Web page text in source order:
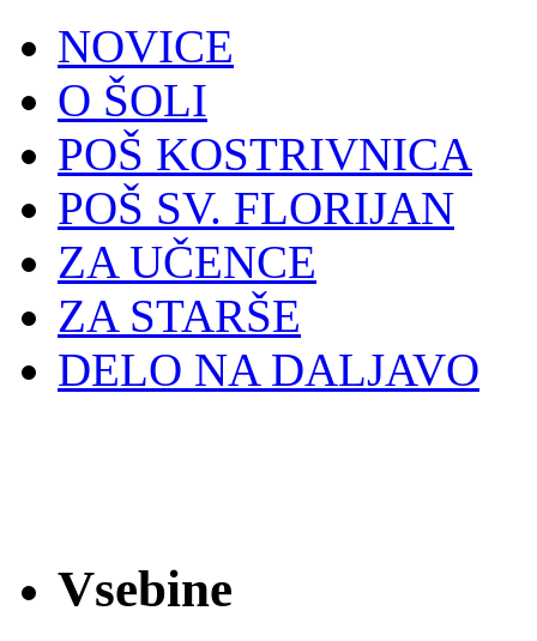
NOVICE
O ŠOLI
POŠ KOSTRIVNICA
POŠ SV. FLORIJAN
ZA UČENCE
ZA STARŠE
DELO NA DALJAVO
Vsebine